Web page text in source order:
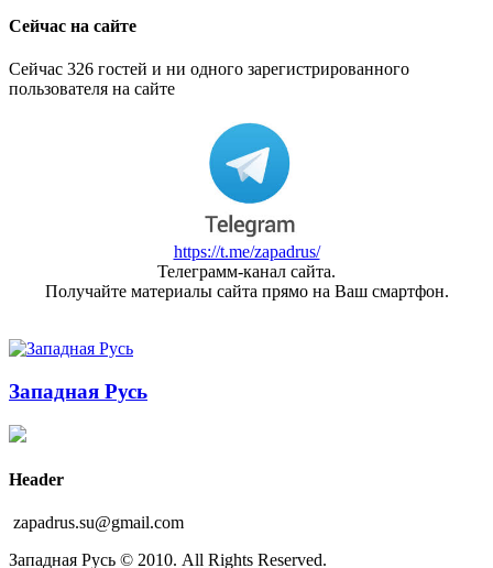
Сейчас на сайте
Сейчас 326 гостей и ни одного зарегистрированного
пользователя на сайте
https://t.me/zapadrus/
Телеграмм-канал сайта.
Получайте материалы сайта прямо на Ваш смартфон.
Западная Русь
Header
zapadrus.su@gmail.com
Западная Русь © 2010. All Rights Reserved.